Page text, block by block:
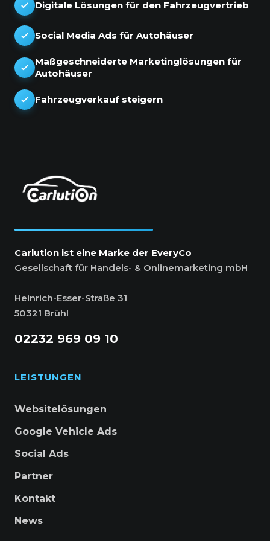
Digitale Lösungen für den Fahrzeugvertrieb
Social Media Ads für Autohäuser
Maßgeschneiderte Marketinglösungen für
Autohäuser
Fahrzeugverkauf steigern
Carlution ist eine Marke der EveryCo
Gesellschaft für Handels- & Onlinemarketing mbH
Heinrich-Esser-Straße 31
50321 Brühl
02232 969 09 10
LEISTUNGEN
Websitelösungen
Google Vehicle Ads
Social Ads
Partner
Kontakt
News